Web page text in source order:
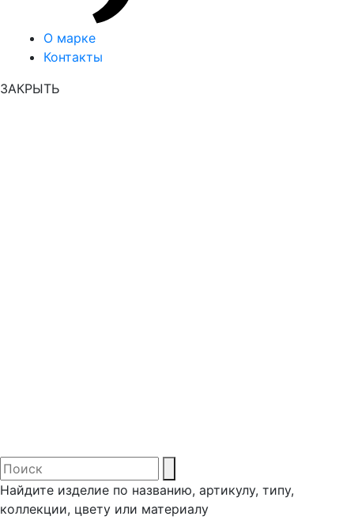
О марке
Контакты
ЗАКРЫТЬ
Найдите изделие по названию, артикулу, типу,
коллекции, цвету или материалу